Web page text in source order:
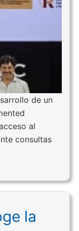
de un
al
consultas
la